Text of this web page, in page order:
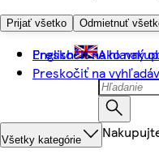
Prijať všetko Odmietnuť
Preskočiť na hlavný
Preskočiť na
English Ako
Všetky kategórie